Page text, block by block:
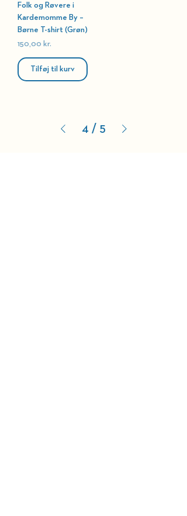
Folk og Røvere i
Kardemomme By –
Børne T-shirt (Grøn)
Pris
150,00 kr.
Tilføj til kurv
4 / 5